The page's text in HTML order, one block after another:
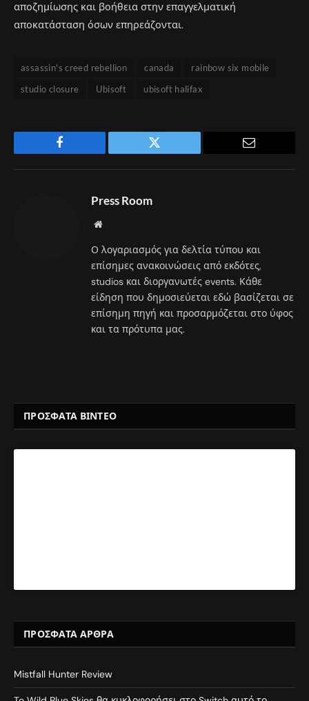
αποζημίωσης και βοήθεια στην επαγγελματική
αποκατάσταση όσων επηρεάζονται.
assassin's creed rebellion canada
rainbow six mobile
studio closure
Ubisoft ubisoft halifax
Facebook Twitter
Press Room
Website
Ο λογαριασμός για δελτία τύπου και
επίσημες ανακοινώσεις από εκδότες,
studios και διοργανωτές events. Κάθε
είδηση που δημοσιεύεται εδώ βασίζεται σε
επίσημη πηγή και προσαρμόζεται στο ύφος
και τα πρότυπα μας.
ΠΡΟΣΦΑΤΑ ΒΙΝΤΕΟ
ΠΡΌΣΦΑΤΑ ΆΡΘΡΑ
Mistfall Hunter Review